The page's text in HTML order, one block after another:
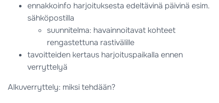
ennakkoinfo harjoituksesta edeltävinä päivinä esim.
sähköpostilla
suunnitelma: havainnoitavat kohteet
rengastettuna rastivälille
tavoitteiden kertaus harjoituspaikalla ennen
verryttelyä
Alkuverryttely: miksi tehdään?